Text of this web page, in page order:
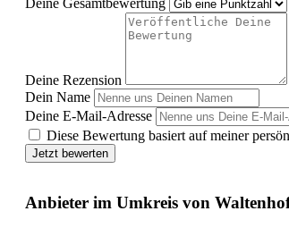
Deine Gesamtbewertung
Deine Rezension
Dein Name
Deine E-Mail-Adresse
Diese Bewertung basiert auf meiner
Jetzt bewerten
Anbieter im Umkreis von